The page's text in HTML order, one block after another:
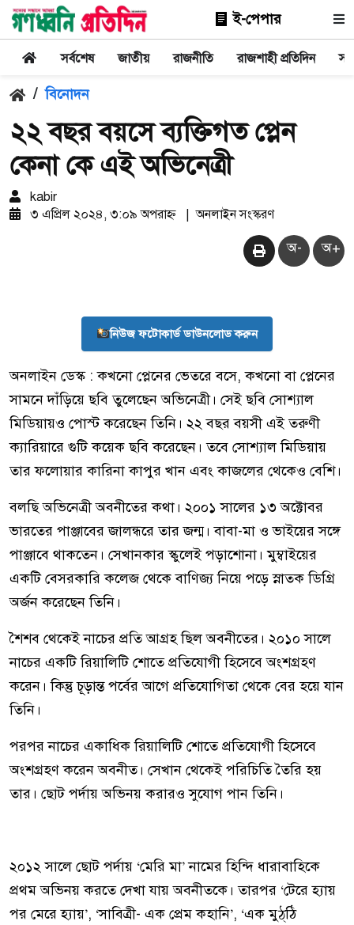
ই-পেপার
সর্বশেষ জাতীয় রাজনীতি রাজশাহী প্রতিদিন
/ বিনোদন
২২ বছর বয়সে ব্যক্তিগত প্লেন
কেনা কে এই অভিনেত্রী
kabir
৩ এপ্রিল ২০২৪, ৩:০৯ অপরাহ্ন
| অনলাইন সংস্করণ
অ- অ+
নিউজ ফটোকার্ড ডাউনলোড করুন
অনলাইন ডেস্ক : কখনো প্লেনের ভেতরে বসে, কখনো বা প্লেনের
সামনে দাঁড়িয়ে ছবি তুলেছেন অভিনেত্রী। সেই ছবি সোশ্যাল
মিডিয়ায়ও পোস্ট করেছেন তিনি। ২২ বছর বয়সী এই তরুণী
ক্যারিয়ারে গুটি কয়েক ছবি করেছেন। তবে সোশ্যাল মিডিয়ায়
তার ফলোয়ার কারিনা কাপুর খান এবং কাজলের থেকেও বেশি।
বলছি অভিনেত্রী অবনীতের কথা। ২০০১ সালের ১৩ অক্টোবর
ভারতের পাঞ্জাবের জালন্ধরে তার জন্ম। বাবা-মা ও ভাইয়ের সঙ্গে
পাঞ্জাবে থাকতেন। সেখানকার স্কুলেই পড়াশোনা। মুম্বাইয়ের
একটি বেসরকারি কলেজ থেকে বাণিজ্য নিয়ে পড়ে স্নাতক ডিগ্রি
অর্জন করেছেন তিনি।
শৈশব থেকেই নাচের প্রতি আগ্রহ ছিল অবনীতের। ২০১০ সালে
নাচের একটি রিয়ালিটি শোতে প্রতিযোগী হিসেবে অংশগ্রহণ
করেন। কিন্তু চূড়ান্ত পর্বের আগে প্রতিযোগিতা থেকে বের হয়ে যান
তিনি।
পরপর নাচের একাধিক রিয়ালিটি শোতে প্রতিযোগী হিসেবে
অংশগ্রহণ করেন অবনীত। সেখান থেকেই পরিচিতি তৈরি হয়
তার। ছোট পর্দায় অভিনয় করারও সুযোগ পান তিনি।
২০১২ সালে ছোট পর্দায় ‘মেরি মা’ নামের হিন্দি ধারাবাহিকে
প্রথম অভিনয় করতে দেখা যায় অবনীতকে। তারপর ‘টেরে হ্যায়
পর মেরে হ্যায়’, ‘সাবিত্রী- এক প্রেম কহানি’, ‘এক মুঠ্‌ঠি